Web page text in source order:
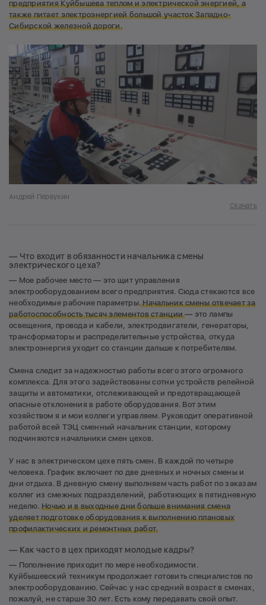
предприятия Куйбышева теплом и электрической энергией, а
также питает электроэнергией большой участок Западно-
Сибирской железной дороги.
Андрей Первухин
Скачать
— Что входит в обязанности начальника смены
электрического цеха?
— Мое рабочее место — это щит управления
электрооборудованием всего предприятия. Сюда стекаются все
необходимые рабочие параметры.Начальник смены отвечает за
работоспособность тысяч элементов станции— это лампы
освещения, провода и кабели, электродвигатели, генераторы,
трансформаторы и распределительные устройства, откуда
электроэнергия уходит со станции дальше к потребителям.
Смена следит за надежностью работы всего этого огромного
комплекса. Для этого задействованы сотни устройств релейной
защиты и автоматики, отслеживающей и предотвращающей
опасные отклонения в работе оборудования. Вот этим
хозяйством я и мои коллеги управляем. Руководит оперативной
работой всей ТЭЦ сменный начальник станции, которому
подчиняются начальники смен цехов.
У нас в электрическом цехе пять смен. В каждой по четыре
человека. График включает по две дневных и ночных смены и
дни отдыха. В дневную смену выполняем часть работ по заказам
коллег из смежных подразделений, работающих в пятидневную
неделю.Ночью и в выходные дни больше внимания смена
уделяет подготовке оборудования к выполнению плановых
профилактических и ремонтных работ.
— Как часто в цех приходят молодые кадры?
— Пополнение приходит по мере необходимости.
Куйбышевский техникум продолжает готовить специалистов по
электрооборудованию. Сейчас у нас средний возраст в сменах,
пожалуй, не старше 30 лет. Есть кому передавать свой опыт.